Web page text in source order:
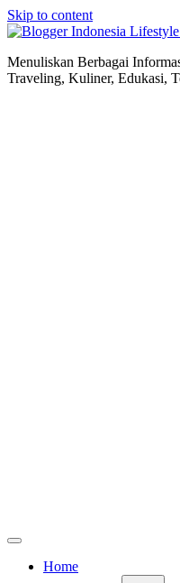
Skip to content
Menuliskan Berbagai
Traveling, Kuliner, Edukasi,
Home